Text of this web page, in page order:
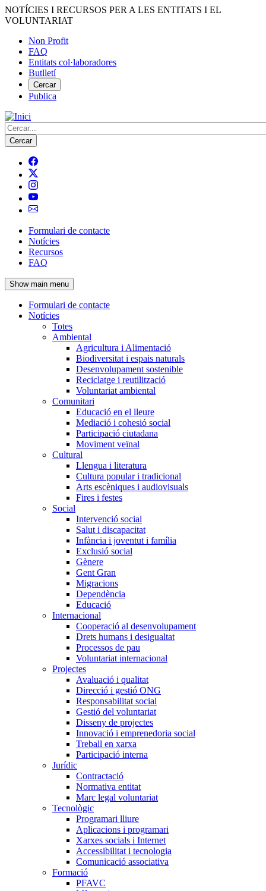
Vés
al
NOTÍCIES I RECURSOS PER A LES ENTITATS I EL
VOLUNTARIAT
Menú
del
compte
d'usuari
Non Profit
FAQ
Entitats col·laboradores
Butlletí
Cercar
Publica
Cerca
Navegació
principal
de
l'encapçalament
Formulari de contacte
Notícies
Recursos
FAQ
Show main menu
Navegació
principal
Formulari de contacte
Notícies
Totes
Ambiental
Agricultura i Alimentació
Biodiversitat i espais naturals
Desenvolupament sostenible
Reciclatge i reutilització
Voluntariat ambiental
Comunitari
Educació en el lleure
Mediació i cohesió social
Participació ciutadana
Moviment veïnal
Cultural
Llengua i literatura
Cultura popular i tradicional
Arts escèniques i audiovisuals
Fires i festes
Social
Intervenció social
Salut i discapacitat
Infància i joventut i família
Exclusió social
Gènere
Gent Gran
Migracions
Dependència
Educació
Internacional
Cooperació al desenvolupament
Drets humans i desigualtat
Processos de pau
Voluntariat internacional
Projectes
Avaluació i qualitat
Direcció i gestió ONG
Responsabilitat social
Gestió del voluntariat
Disseny de projectes
Innovació i emprenedoria social
Treball en xarxa
Participació interna
Jurídic
Contractació
Normativa entitat
Marc legal voluntariat
Tecnològic
Programari lliure
Aplicacions i programari
Xarxes socials i Internet
Accessibilitat i tecnologia
Comunicació associativa
Formació
PFAVC